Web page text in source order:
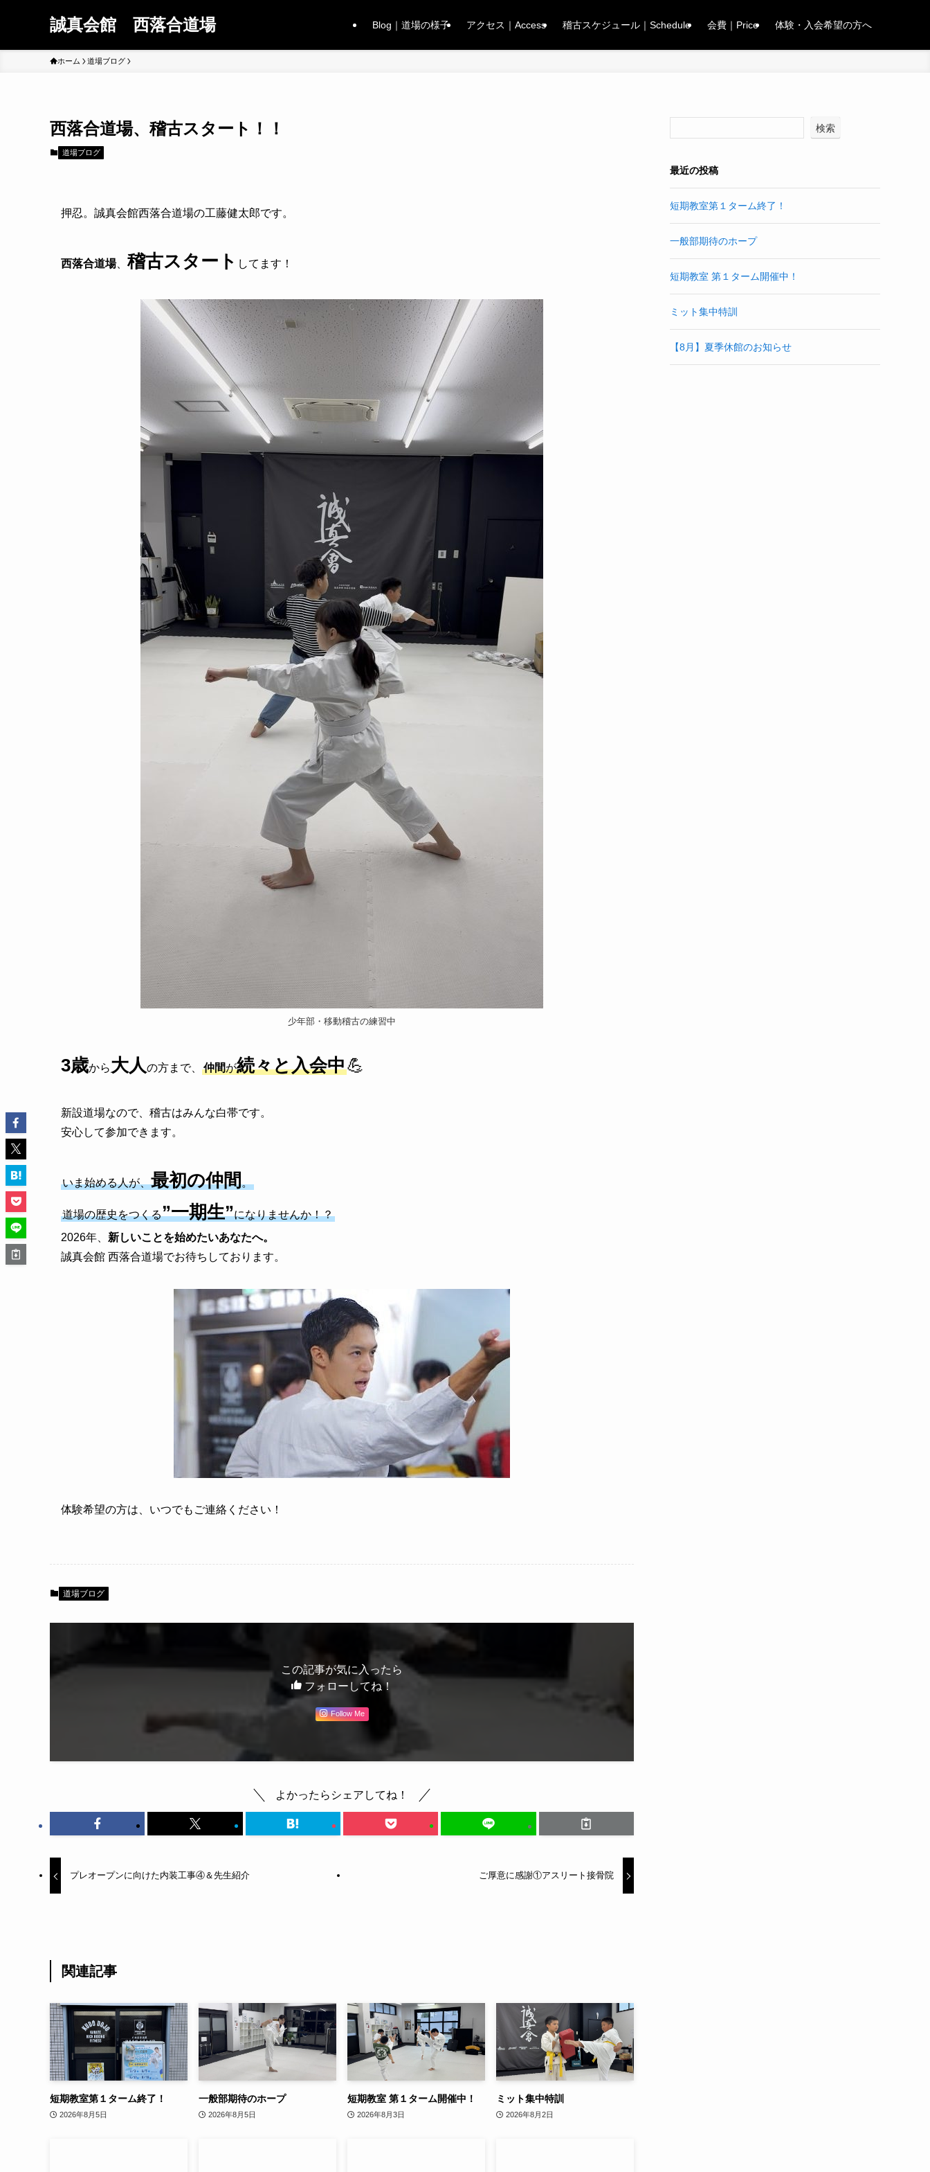
誠真会館 西落合道場 Blog｜道場の様子 アクセス｜Access 稽古スケジュール｜Schedule 会費｜Price 体験・入会希望の方へ
ホーム 道場ブログ
西落合道場、稽古スタート！！
道場ブログ
押忍。誠真会館西落合道場の工藤健太郎です。
西落合道場、 稽古スタート してます！
少年部・移動稽古の練習中
3歳から大人 の方まで、 仲間が続々と入会中💪
新設道場なので、稽古はみんな白帯です。
安心して参加できます。
いま始める人が、最初の仲間。
道場の歴史をつくる”一期生”になりませんか！？
2026年、 新しいことを始めたいあなたへ。
誠真会館 西落合道場でお待ちしております。
体験希望の方は、いつでもご連絡ください！
道場ブログ
この記事が気に入ったら
フォローしてね！
Follow Me
よかったらシェアしてね！
プレオープンに向けた内装工事④＆先生紹介 ご厚意に感謝①アスリート接骨院
関連記事
短期教室第１ターム終了！
2026年8月5日
一般部期待のホープ
2026年8月5日
短期教室 第１ターム開催中！
2026年8月3日
ミット集中特訓
2026年8月2日
検索
最近の投稿
短期教室第１ターム終了！
一般部期待のホープ
短期教室 第１ターム開催中！
ミット集中特訓
【8月】夏季休館のお知らせ